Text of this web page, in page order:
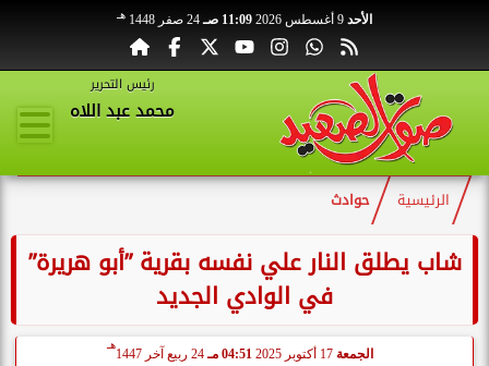
الأحد 11:09 صـ 24 صفر 1448 هـ
رئيس التحرير
محمد عبد اللاه
الرئيسية حوادث
شاب يطلق النار علي نفسه بقرية ”أبو هريرة”
في الوادي الجديد
الجمعة 04:51 مـ 24 ربيع آخر 1447
هـ